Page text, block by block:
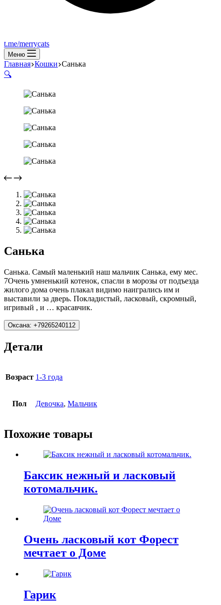
t.me/merrycats
Меню
Главная Кошки Санька
🔍
Санька
Санька. Самый маленький наш мальчик Санька, ему мес.
7Очень умненький котенок, спасли в морозы от подъезда
жилого дома очень плакал видимо наигрались им и
выставили за дверь. Покладистый, ласковый, скромный,
игривый , и … красавчик.
Оксана: +79265240112
Детали
Возраст 1-3 года
Пол Девочка, Мальчик
Похожие товары
Баксик нежный и ласковый
котомальчик.
Очень ласковый кот Форест
мечтает о Доме
Гарик